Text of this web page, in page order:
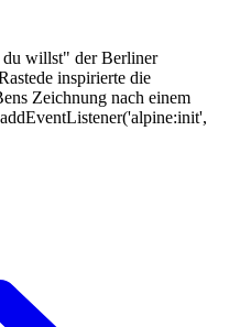
willst" der Berliner
inspirierte die
Zeichnung nach einem